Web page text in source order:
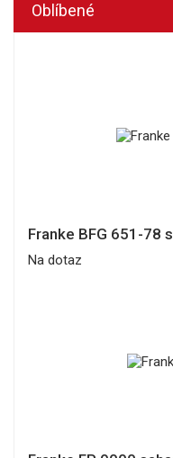
Oblíbené
Franke BFG 651-78
Na dotaz